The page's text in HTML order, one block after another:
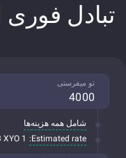
تبادل فوری TON به XYO
تو میفرستی
شامل همه هزینه‌ها
Estimated rate:
1 GRAM ~ 279.23 XYO